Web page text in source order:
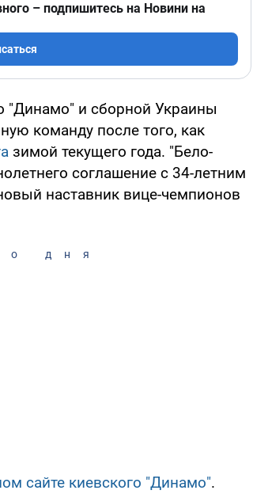
– подпишитесь на Новини на
"Динамо" и сборной Украины
команду после того, как
зимой текущего года. "Бело-
соглашение с 34-летним
наставник вице-чемпионов
дня
сайте киевского "Динамо".